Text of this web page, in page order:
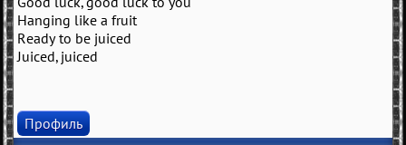
Hanging like a fruit
Ready to be juiced
Juiced, juiced
Профиль